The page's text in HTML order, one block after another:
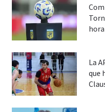
La
que